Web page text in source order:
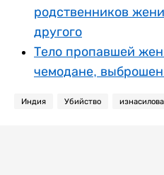
родственников
другого
Тело пропавшей
чемодане,
Индия Убийство